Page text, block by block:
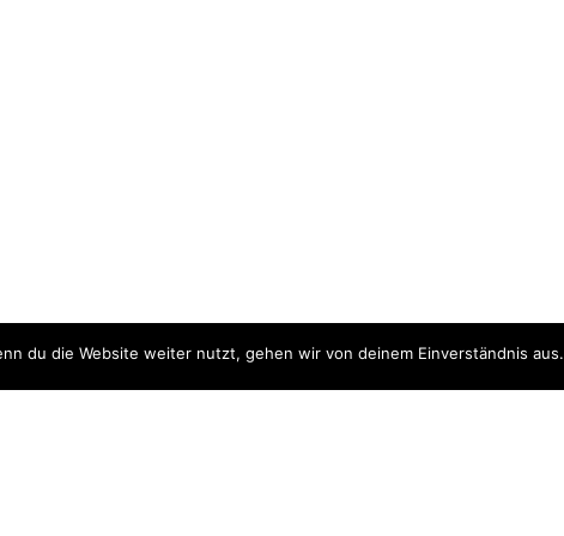
du die Website weiter nutzt, gehen wir von deinem Einverständnis aus.